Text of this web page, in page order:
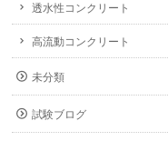
透水性コンクリート
高流動コンクリート
未分類
試験ブログ